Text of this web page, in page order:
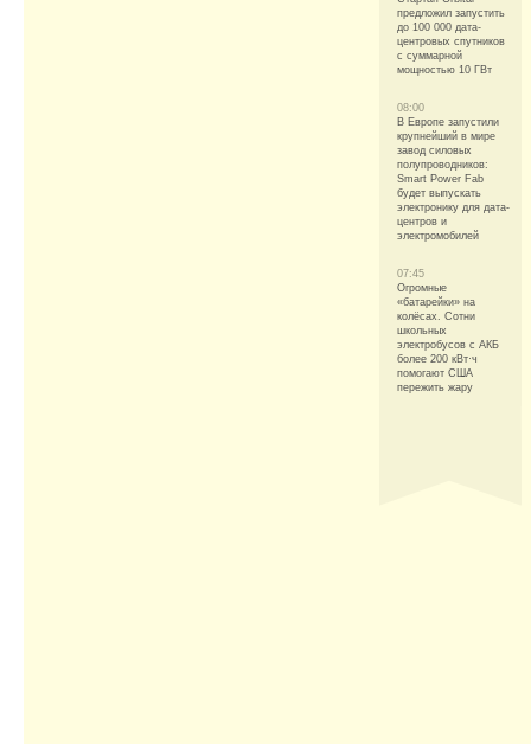
предложил запустить
до 100 000 дата-
центровых спутников
с суммарной
мощностью 10 ГВт
08:00
В Европе запустили
крупнейший в мире
завод силовых
полупроводников:
Smart Power Fab
будет выпускать
электронику для дата-
центров и
электромобилей
07:45
Огромные
«батарейки» на
колёсах. Сотни
школьных
электробусов с АКБ
более 200 кВт·ч
помогают США
пережить жару